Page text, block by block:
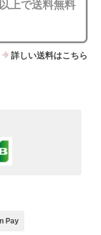
上で送料無料
詳しい送料はこちら
Pay